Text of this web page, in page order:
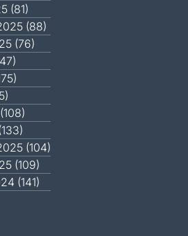
(81)
(88)
(76)
(104)
(109)
(141)